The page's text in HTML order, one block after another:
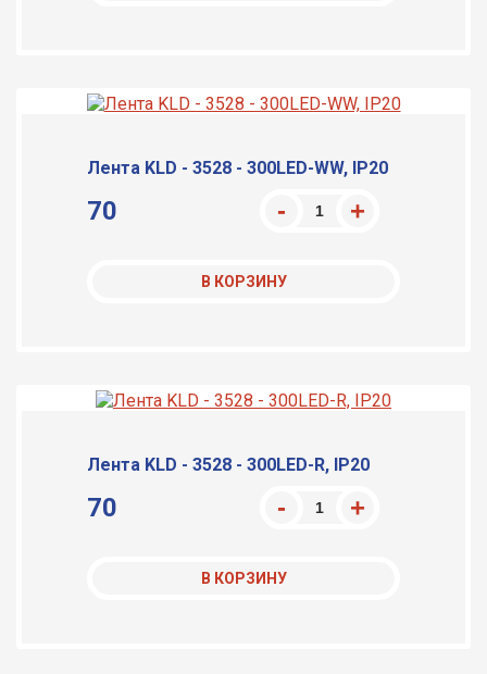
Лента KLD - 3528 - 300LED-WW, IP20
70
В КОРЗИНУ
Лента KLD - 3528 - 300LED-R, IP20
70
В КОРЗИНУ